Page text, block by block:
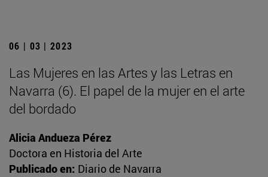
06 | 03 | 2023
Las Mujeres en las Artes y las Letras en
Navarra (6). El papel de la mujer en el arte
del bordado
Alicia Andueza Pérez
Doctora en Historia del Arte
Publicado en: Diario de Navarra